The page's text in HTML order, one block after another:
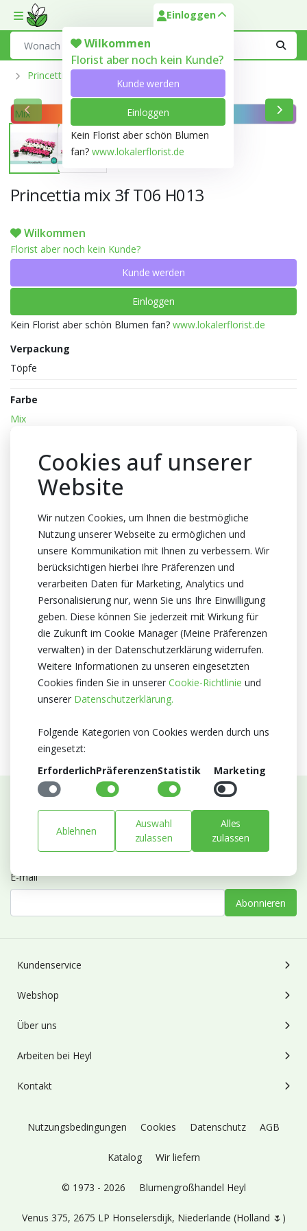
Toggle mobile menu
Einloggen
Wilkommen
Florist aber noch kein Kunde?
Kunde werden
Einloggen
Kein Florist aber schön Blumen
fan? www.lokalerflorist.de
Princettia
Mix
Princettia mix 3f T06 H013
Wilkommen
Florist aber noch kein Kunde?
Kunde werden
Einloggen
Kein Florist aber schön Blumen fan? www.lokalerflorist.de
Verpackung
Töpfe
Farbe
Mix
Topfhöhe
Züchter
Niederlande
Zertifikat
MPS A
MPS SQ
MPS GAP
Abonnieren Sie unseren Newsletter
Bleiben Sie auf dem Laufenden mit Neuigkeiten und
Entwicklungen von Blumengroßhandel Heyl
E-mail
Abonnieren
Kundenservice
Webshop
Über uns
Arbeiten bei Heyl
Kontakt
Nutzungsbedingungen Cookies Datenschutz AGB
Katalog Wir liefern
© 1973 - 2026 Blumengroßhandel Heyl
Venus 375, 2675 LP Honselersdijk, Niederlande (Holland 🌷)
Cookies auf unserer
Website
Wir nutzen Cookies, um Ihnen die bestmögliche
Nutzung unserer Webseite zu ermöglichen und
unsere Kommunikation mit Ihnen zu verbessern. Wir
berücksichtigen hierbei Ihre Präferenzen und
verarbeiten Daten für Marketing, Analytics und
Personalisierung nur, wenn Sie uns Ihre Einwilligung
geben. Diese können Sie jederzeit mit Wirkung für
die Zukunft im Cookie Manager (Meine Präferenzen
verwalten) in der Datenschutzerklärung widerrufen.
Weitere Informationen zu unseren eingesetzten
Cookies finden Sie in unserer Cookie-Richtlinie und
unserer Datenschutzerklärung.
Folgende Kategorien von Cookies werden durch uns
eingesetzt:
ErforderlichPräferenzenStatistik Marketing
Ablehnen
Auswahl
zulassen
Alles
zulassen